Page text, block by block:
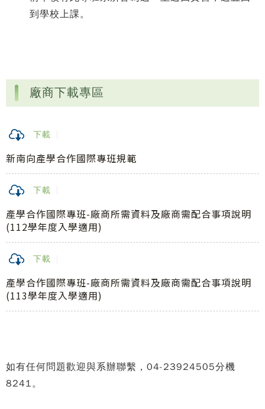
到學校上課。
廠商下載專區
下載
新南向產學合作國際專班規範
下載
產學合作國際專班-廠商所需資料及廠商需配合事項說明
(112學年度入學適用)
下載
產學合作國際專班-廠商所需資料及廠商需配合事項說明
(113學年度入學適用)
如有任何問題歡迎與系辦聯繫，04-23924505分機
8241。